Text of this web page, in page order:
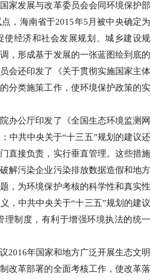
发展与改革委员会会同环境保护部
，海南省于2015年5月被中央确定为
使经济和社会发展规划、城乡建设规
，形成基于发展的一张蓝图绘到底的
会还印发了《关于贯彻实施国家主体
分类施策工作，使环境保护政策的实
公厅印发了《全国生态环境监测网
中共中央关于“十三五”规划的建议还
直接负责，实行垂直管理。这些措施
解污染企业污染排放数据造假和地方
，为环境保护考核的科学性和真实性
，中共中央关于“十三五”规划的建议
制度，有利于增强环境执法的统一
年国家和地方广泛开展生态文明
改革部署的全面考核工作，使改革落